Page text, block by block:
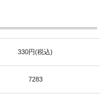
330円(税込)
7283